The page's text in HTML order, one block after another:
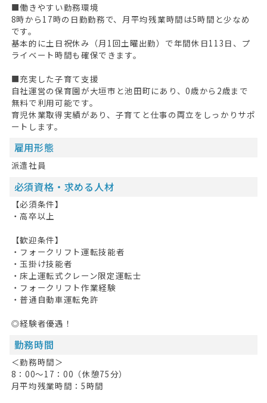
ログイン
キープした求人
最近見た求人
お問い合わせ
掲載希望の方へ
■働きやすい勤務環境
8時から17時の日勤勤務で、月平均残業時間は5時間と少なめ
です。
基本的に土日祝休み（月1回土曜出勤）で年間休日113日、プ
ライベート時間も確保できます。
■充実した子育て支援
自社運営の保育園が大垣市と池田町にあり、0歳から2歳まで
無料で利用可能です。
育児休業取得実績があり、子育てと仕事の両立をしっかりサポ
ートします。
雇用形態
派遣社員
必須資格・求める人材
【必須条件】
・高卒以上
【歓迎条件】
・フォークリフト運転技能者
・玉掛け技能者
・床上運転式クレーン限定運転士
・フォークリフト作業経験
・普通自動車運転免許
◎経験者優遇！
勤務時間
＜勤務時間＞
8：00～17：00（休憩75分）
月平均残業時間：5時間